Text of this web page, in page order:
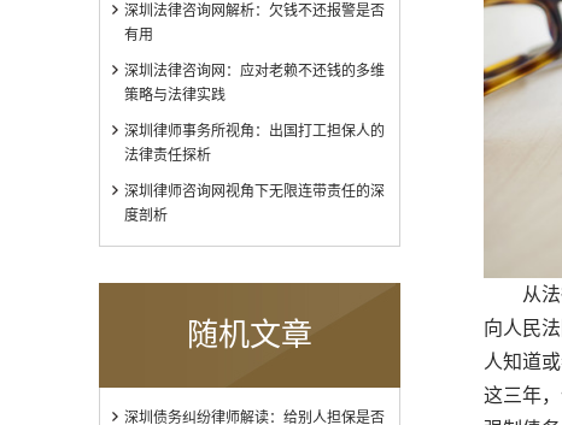
深圳法律咨询网解析：欠钱不还报警是否
有用
深圳法律咨询网：应对老赖不还钱的多维
策略与法律实践
深圳律师事务所视角：出国打工担保人的
法律责任探析
深圳律师咨询网视角下无限连带责任的深
度剖析
随机文章
深圳债务纠纷律师解读：给别人担保是否
从法律
向人民
人知道
这三年